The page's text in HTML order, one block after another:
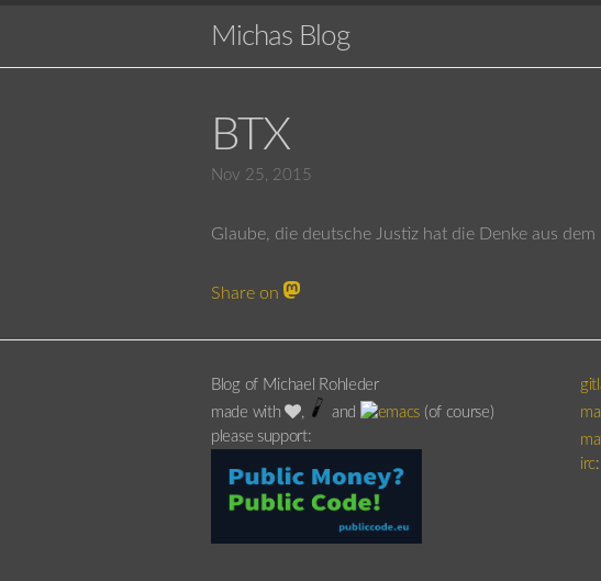
Michas Blog
BTX
Nov 25, 2015
Glaube, die deutsche Justiz hat die Denke aus
Share on
Blog of Michael Rohleder
made with
, and
(of course)
please support:
irc